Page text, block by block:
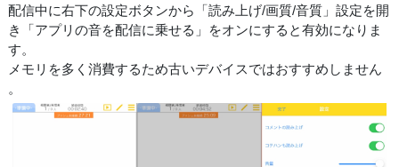
配信中に右下の設定ボタンから「読み上げ/画質/音質」設定を開
き「アプリの音を配信に乗せる」をオンにすると有効になりま
す。
メモリを多く消費するため古いデバイスではおすすめしません
。